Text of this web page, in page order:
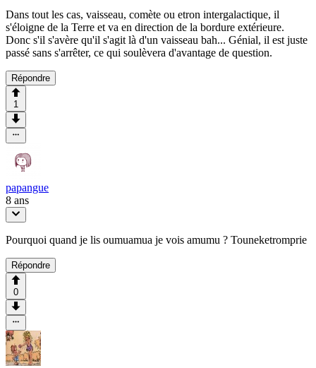
Dans tout les cas, vaisseau, comète ou etron intergalactique, il
s'éloigne de la Terre et va en direction de la bordure extérieure.
Donc s'il s'avère qu'il s'agit là d'un vaisseau bah... Génial, il est juste
passé sans s'arrêter, ce qui soulèvera d'avantage de question.
Répondre
1
papangue
8 ans
Pourquoi quand je lis oumuamua je vois amumu ? Touneketromprie
Répondre
0